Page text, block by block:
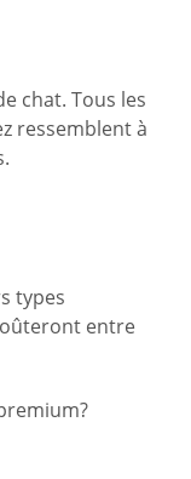
chat. Tous les
ressemblent à
types
entre